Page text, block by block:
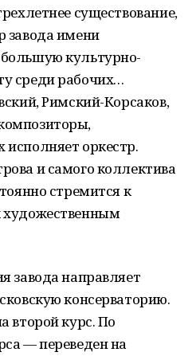
существование,
завода имени
культурно-
среди рабочих…
Римский-Корсаков,
исполняет оркестр.
и самого коллектива
стремится к
художественным
завода направляет
консерваторию.
второй курс. По
— переведен на